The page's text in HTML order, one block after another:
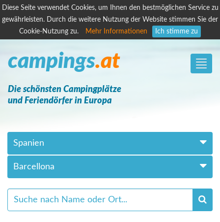
Diese Seite verwendet Cookies, um Ihnen den bestmöglichen Service zu
gewährleisten. Durch die weitere Nutzung der Website stimmen Sie der
Cookie-Nutzung zu.
Mehr Informationen Ich stimme zu
Toggle
campings.at
Die schönsten Campingplätze
und Feriendörfer in Europa
Spanien
Barcellona